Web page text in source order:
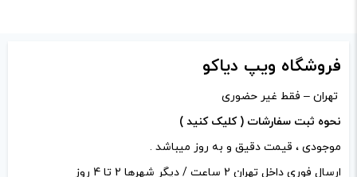
فروشگاه ویپ دیاکو
تهران – فقط غیر حضوری
نحوه ثبت سفارشات ( کلیک کنید )
موجودی ، قیمت دقیق و به روز میباشد .
ارسال فوری داخل تهران 2 ساعت / دیگر شهرها 2 تا 4 روز